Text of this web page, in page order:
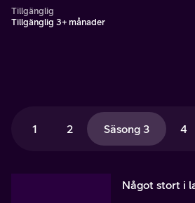
Tillgänglig
Tillgänglig 3+ månader
1 2 Säsong 3 4
Något stort i